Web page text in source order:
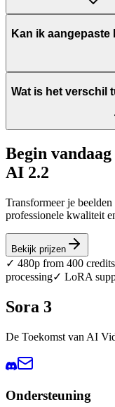
Kan ik
Wat is het verschil
Begin
AI 2.2
Transformeer je
professionele kwaliteit
Bekijk prijzen
✓ 480p from 400 credits
processing✓ LoRA
Sora 3
De Toekomst van AI
Ondersteuning